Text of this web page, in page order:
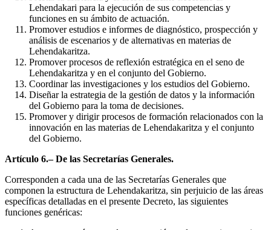
Lehendakari para la ejecución de sus competencias y
funciones en su ámbito de actuación.
Promover estudios e informes de diagnóstico, prospección y
análisis de escenarios y de alternativas en materias de
Lehendakaritza.
Promover procesos de reflexión estratégica en el seno de
Lehendakaritza y en el conjunto del Gobierno.
Coordinar las investigaciones y los estudios del Gobierno.
Diseñar la estrategia de la gestión de datos y la información
del Gobierno para la toma de decisiones.
Promover y dirigir procesos de formación relacionados con la
innovación en las materias de Lehendakaritza y el conjunto
del Gobierno.
Artículo 6.– De las Secretarías Generales.
Corresponden a cada una de las Secretarías Generales que
componen la estructura de Lehendakaritza, sin perjuicio de las áreas
específicas detalladas en el presente Decreto, las siguientes
funciones genéricas: